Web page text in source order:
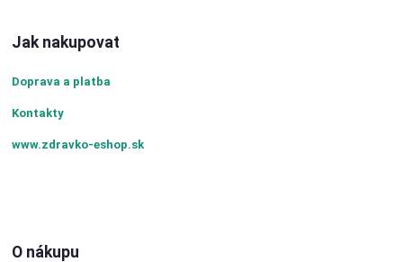
Jak nakupovat
Doprava a platba
Kontakty
www.zdravko-eshop.sk
O nákupu